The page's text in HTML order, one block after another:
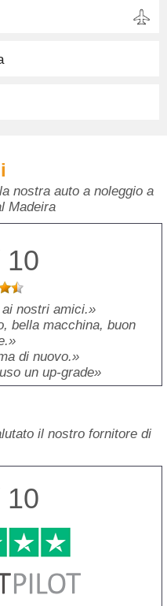
nostra auto a noleggio a
Madeira
10
nostri amici.
bella macchina, buon
di nuovo.
un up-grade
il nostro fornitore di
10